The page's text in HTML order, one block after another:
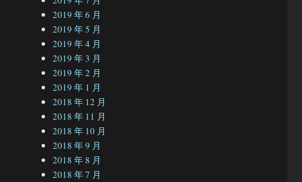
2019 年 6 月
2019 年 5 月
2019 年 4 月
2019 年 3 月
2019 年 2 月
2019 年 1 月
2018 年 12 月
2018 年 11 月
2018 年 10 月
2018 年 9 月
2018 年 8 月
2018 年 7 月